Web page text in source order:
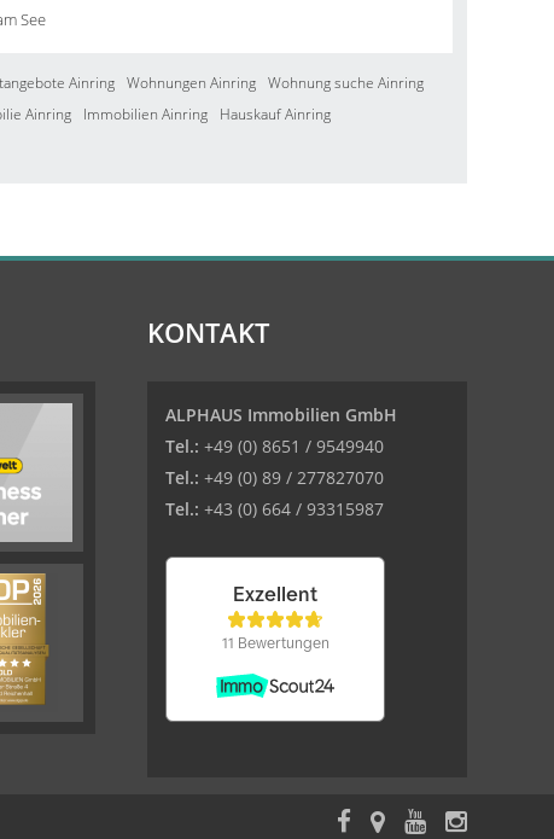
See
Ainring Wohnungen Ainring Wohnung suche Ainring
Ainring Immobilien Ainring
Hauskauf Ainring
KONTAKT
ALPHAUS Immobilien GmbH
Tel.: +49 (0) 8651 / 9549940
Tel.: +49 (0) 89 / 277827070
Tel.: +43 (0) 664 / 93315987